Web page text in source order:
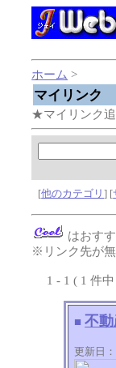
ホーム >
マイリンク
★マイリンク追
[他のカテゴリ] [
はおす
※リンク先が
1 - 1 ( 1 件
■ 不
更新日